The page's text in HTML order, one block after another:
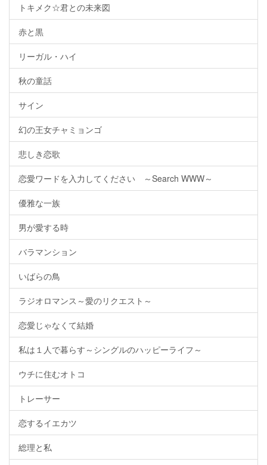
トキメク☆君との未来図
赤と黒
リーガル・ハイ
秋の童話
サイン
幻の王女チャミョンゴ
悲しき恋歌
恋愛ワードを入力してください ～Search WWW～
優雅な一族
男が愛する時
バラマンション
いばらの鳥
ラジオロマンス～愛のリクエスト～
恋愛じゃなくて結婚
私は１人で暮らす～シングルのハッピーライフ～
ウチに住むオトコ
トレーサー
恋するイエカツ
総理と私